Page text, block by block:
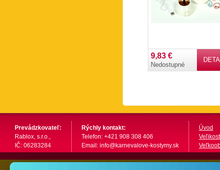
9,83 €
Nedostupné
Prevádzkovateľ:
Rablox, s.r.o.,
IČ: 06283284
Rýchly kontakt:
Telefon: +421 908 308 406
Email: info@karnevalove-kostymy.sk
Úvod